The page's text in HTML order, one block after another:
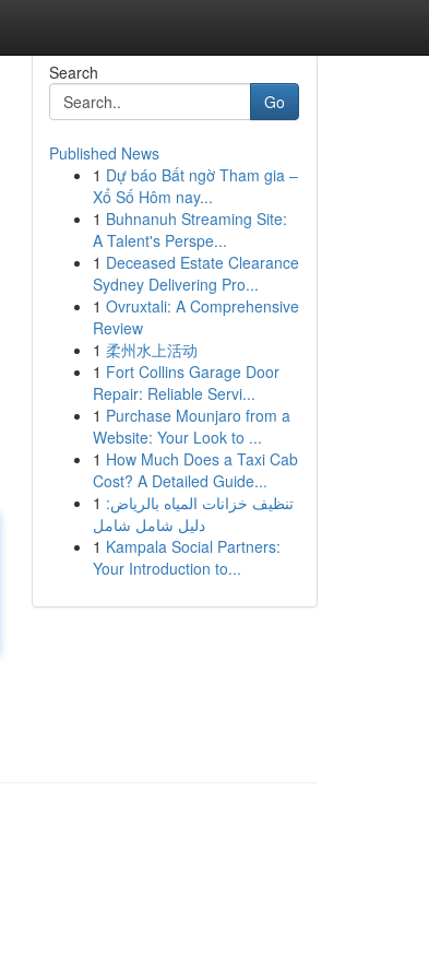
Search
Go
Published News
1 Dự báo Bất ngờ Tham gia –
Xổ Số Hôm nay...
1 Buhnanuh Streaming Site:
A Talent's Perspe...
1 Deceased Estate Clearance
Sydney Delivering Pro...
1 Ovruxtali: A Comprehensive
Review
1 柔州水上活动
1 Fort Collins Garage Door
Repair: Reliable Servi...
1 Purchase Mounjaro from a
Website: Your Look to ...
1 How Much Does a Taxi Cab
Cost? A Detailed Guide...
1 تنظيف خزانات المياه بالرياض:
دليل شامل شامل
1 Kampala Social Partners:
Your Introduction to...